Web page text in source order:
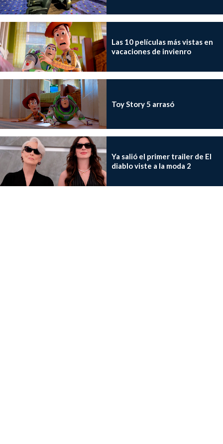
Las 10 películas más vistas en
vacaciones de invienro
Toy Story 5 arrasó
Ya salió el primer trailer de El
diablo viste a la moda 2